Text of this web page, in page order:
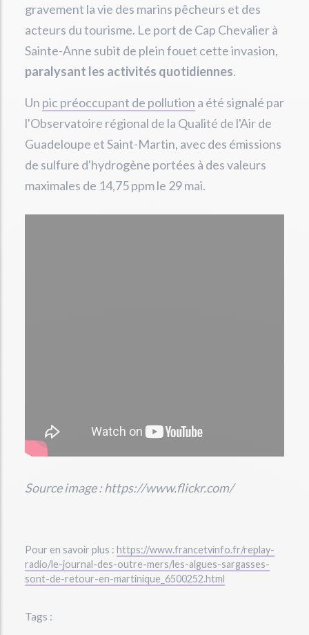
gravement la vie des marins pêcheurs et des
acteurs du tourisme. Le port de Cap Chevalier à
Sainte-Anne subit de plein fouet cette invasion,
paralysant les activités quotidiennes.
Un pic préoccupant de pollution a été signalé par
l'Observatoire régional de la Qualité de l'Air de
Guadeloupe et Saint-Martin, avec des émissions
de sulfure d'hydrogène portées à des valeurs
maximales de 14,75 ppm le 29 mai.
Source image : https://www.flickr.com/
Pour en savoir plus : https://www.francetvinfo.fr/replay-
radio/le-journal-des-outre-mers/les-algues-sargasses-
sont-de-retour-en-martinique_6500252.html
Tags :